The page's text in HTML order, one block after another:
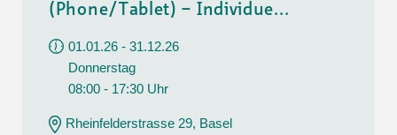
(Phone/Tablet) – Individue...
01.01.26 - 31.12.26
Donnerstag
08:00 - 17:30 Uhr
Rheinfelderstrasse 29, Basel